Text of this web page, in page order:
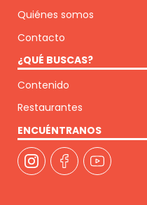
Quiénes somos
Contacto
¿QUÉ BUSCAS?
Contenido
Restaurantes
ENCUÉNTRANOS